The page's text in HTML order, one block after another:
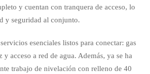
y cuentan con tranquera de acceso, lo
y seguridad al conjunto.
esenciales listos para conectar: gas
y acceso a red de agua. Además, ya se ha
trabajo de nivelación con relleno de 40